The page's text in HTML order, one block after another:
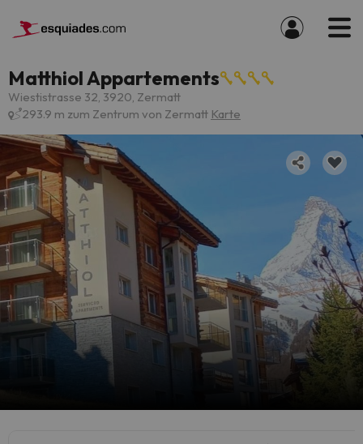
Matthiol Appartements
Wiestistrasse 32, 3920, Zermatt
293.9 m zum Zentrum von Zermatt Karte